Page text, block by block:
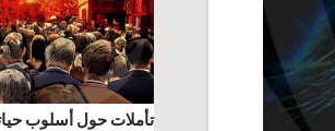
تأملات حول أسلوب